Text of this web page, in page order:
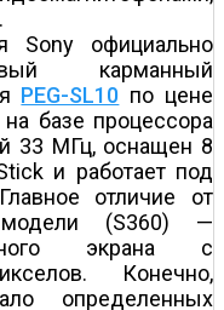
Sony официально
карманный
PEG-SL10 по цене
базе процессора
33 МГц, оснащен 8
и работает под
отличие от
(S360) —
экрана с
Конечно,
определенных